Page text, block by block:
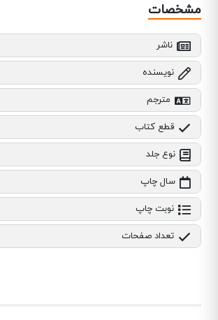
مشخصات
ناشر
نویسنده
مترجم
قطع کتاب
نوع جلد
سال چاپ
نوبت چاپ
تعداد صفحات